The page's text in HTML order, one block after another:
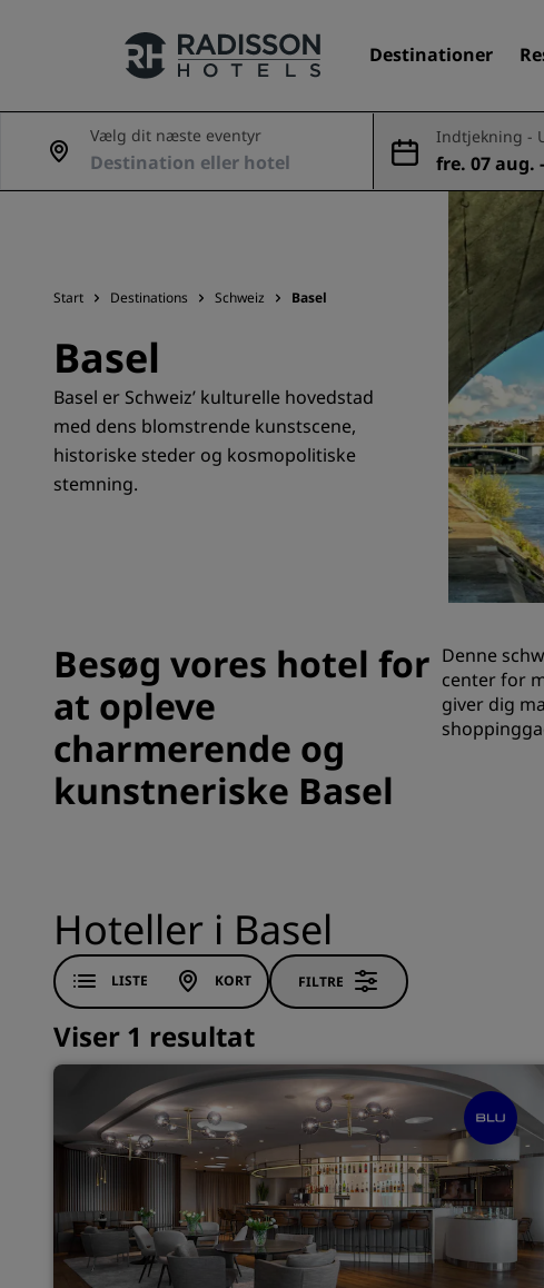
Destinationer
Vores brands
Vælg dit næste eventyr
Indtjekning -
g
fre. 07 aug.
aug.
Start Destinations Schweiz Basel
Basel
Basel er Schweiz’ kulturelle hovedstad
med dens blomstrende kunstscene,
historiske steder og kosmopolitiske
stemning.
Besøg vores hotel for
at opleve
charmerende og
kunstneriske Basel
Denne
center for
giver dig
Hoteller i Basel
LISTE KORT FILTRE
Viser 1 resultat